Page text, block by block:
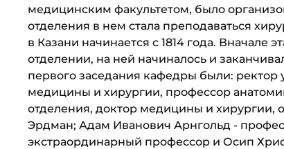
медицинским факультетом, было
отделения в нем стала преподаваться
в Казани начинается с 1814 года.
отделении, на ней начиналось и
первого заседания кафедры были:
медицины и хирургии, профессор
отделения, доктор медицины и
Эрдман; Адам Иванович Арнгольд -
экстраординарный профессор и Осип